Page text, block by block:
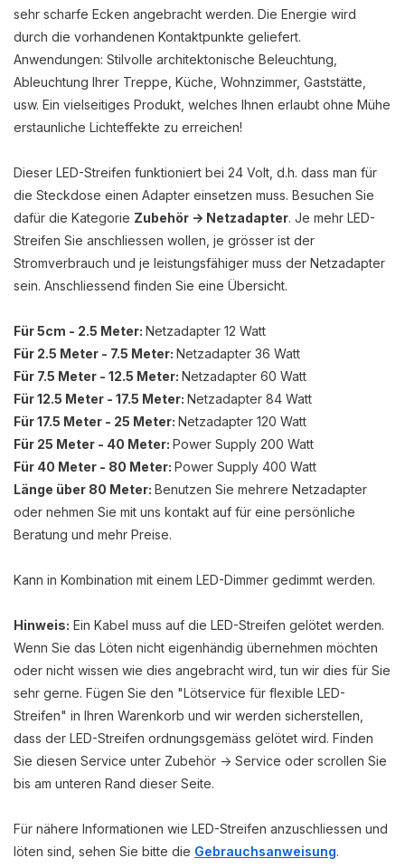
sehr scharfe Ecken angebracht werden. Die Energie wird
durch die vorhandenen Kontaktpunkte geliefert.
Anwendungen: Stilvolle architektonische Beleuchtung,
Ableuchtung Ihrer Treppe, Küche, Wohnzimmer, Gaststätte,
usw. Ein vielseitiges Produkt, welches Ihnen erlaubt ohne Mühe
erstaunliche Lichteffekte zu erreichen!
Dieser LED-Streifen funktioniert bei 24 Volt, d.h. dass man für
die Steckdose einen Adapter einsetzen muss. Besuchen Sie
dafür die Kategorie Zubehör -> Netzadapter. Je mehr LED-
Streifen Sie anschliessen wollen, je grösser ist der
Stromverbrauch und je leistungsfähiger muss der Netzadapter
sein. Anschliessend finden Sie eine Übersicht.
Für 5cm - 2.5 Meter: Netzadapter 12 Watt
Für 2.5 Meter - 7.5 Meter: Netzadapter 36 Watt
Für 7.5 Meter - 12.5 Meter: Netzadapter 60 Watt
Für 12.5 Meter - 17.5 Meter: Netzadapter 84 Watt
Für 17.5 Meter - 25 Meter: Netzadapter 120 Watt
Für 25 Meter - 40 Meter: Power Supply 200 Watt
Für 40 Meter - 80 Meter: Power Supply 400 Watt
Länge über 80 Meter: Benutzen Sie mehrere Netzadapter
oder nehmen Sie mit uns kontakt auf für eine persönliche
Beratung und mehr Preise.
Kann in Kombination mit einem LED-Dimmer gedimmt werden.
Hinweis: Ein Kabel muss auf die LED-Streifen gelötet werden.
Wenn Sie das Löten nicht eigenhändig übernehmen möchten
oder nicht wissen wie dies angebracht wird, tun wir dies für Sie
sehr gerne. Fügen Sie den "Lötservice für flexible LED-
Streifen" in Ihren Warenkorb und wir werden sicherstellen,
dass der LED-Streifen ordnungsgemäss gelötet wird. Finden
Sie diesen Service unter Zubehör -> Service oder scrollen Sie
bis am unteren Rand dieser Seite.
Für nähere Informationen wie LED-Streifen anzuschliessen und
löten sind, sehen Sie bitte die Gebrauchsanweisung.